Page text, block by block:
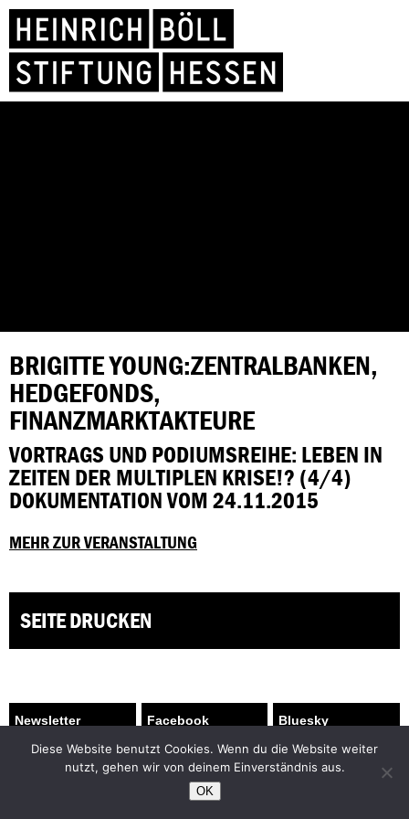
BRIGITTE YOUNG:ZENTRALBANKEN,
HEDGEFONDS,
FINANZMARKTAKTEURE
VORTRAGS UND PODIUMSREIHE: LEBEN IN
ZEITEN DER MULTIPLEN KRISE!? (4/4)
DOKUMENTATION VOM 24.11.2015
MEHR ZUR VERANSTALTUNG
SEITE DRUCKEN
Facebook
Bluesky
Instagram
YouTube
Praktikum
Kontakt/Impressum
Diese Website benutzt Cookies. Wenn du die Website weiter
nutzt, gehen wir von deinem Einverständnis aus.
OK